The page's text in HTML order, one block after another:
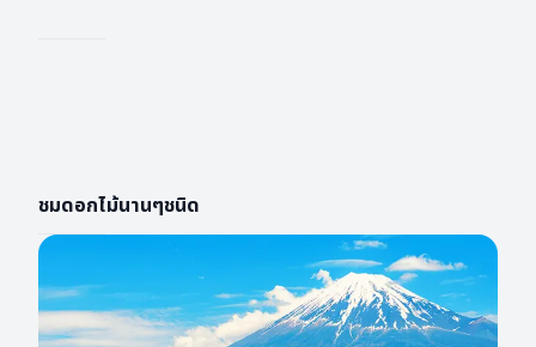
ชมดอกไม้นานๆชนิด